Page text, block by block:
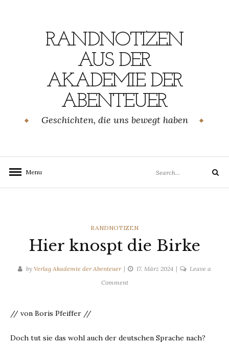
RANDNOTIZEN
AUS DER
AKADEMIE DER
ABENTEUER
Geschichten, die uns bewegt haben
Menu
for:
Search
CATEGORIES
RANDNOTIZEN
Hier knospt die Birke
by Verlag Akademie der Abenteuer 17. März 2024
Leave a
Commenton
// von Boris Pfeiffer //
Doch tut sie das wohl auch der deutschen Sprache nach?